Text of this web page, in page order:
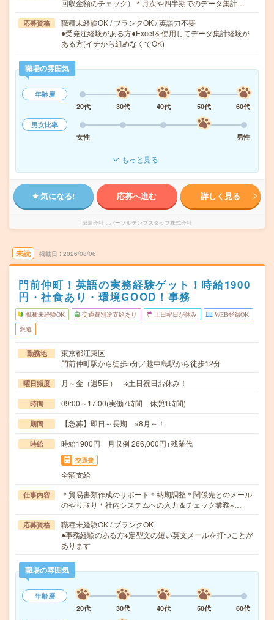
回収金額のチェック）＊月次や四半期でのデータ集計…
応募資格
職種未経験OK / ブランクOK / 英語力不要
●受発注経験がある方●Excelを使用してデータ集計経験が
ある方(イチから組めなくてOK)
職場の雰囲気
年齢層
20代
30代 40代 50代
60代
男女比率
女性
男性
もっと見る
気になる! 応募へ進む 詳しく見る
派遣会社 パーソルテンプスタッフ株式会社
未読 掲載日 2026/08/06
門前仲町！英語の実務経験ゲット！時給1900
円・社食あり・環境GOOD！事務
職種未経験OK 交通費別途支給あり 土日祝日が休み WEB登録OK
派遣
勤務地
東京都江東区
門前仲町駅から徒歩5分／越中島駅から徒歩12分
曜日頻度 月～金（週5日） ※土日祝日お休み！
時間 09:00～17:00(実働7時間 休憩1時間)
期間 【急募】即日～長期 ※8月～！
時給 時給1900円 月収例 266,000円+残業代
交通費
全額支給
仕事内容
＊貿易書類作成のサポート＊納期調整＊関係先とのメール
のやり取り＊社内システムへの入力＆チェック業務※…
応募資格
職種未経験OK / ブランクOK
●事務経験のある方※定型文の短い英文メールを打つことが
あります
職場の雰囲気
年齢層
20代
30代 40代 50代
60代